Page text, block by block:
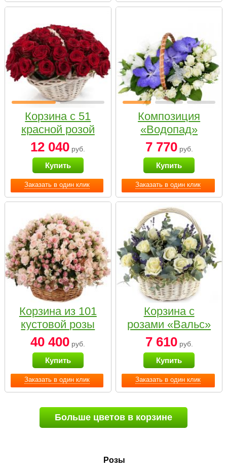
Заказать в один клик
Корзина с 51
красной розой
12 040 руб.
Купить
Заказать в один клик
Композиция
«Водопад»
7 770руб.
Купить
Заказать в один клик
Корзина из 101
кустовой розы
нежных тонов
40 400 руб.
Купить
Заказать в один клик
Корзина с
розами «Вальс»
7 610руб.
Купить
Больше цветов в корзине
Розы